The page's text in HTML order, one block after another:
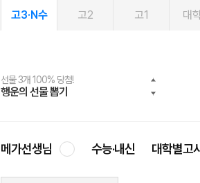
고3·N수 고2 고1 대
선물 3개 100% 당첨!
행운의 선물 뽑기
선물 100% 증정!
메가스터디 X 올리브
여름방학 스터디 캐시백
메가런 썸머스쿨
2027 러셀 단과
강사 공개선발
스마트러닝앱
설문 EVENT
메가패스
3일 무료 체험권
메가패스 수강생 무료혜택!
메가클럽 멤버십
사회공헌 캠페인
희망이룸 메가나눔
메가선생님 수능·내신 대학별고